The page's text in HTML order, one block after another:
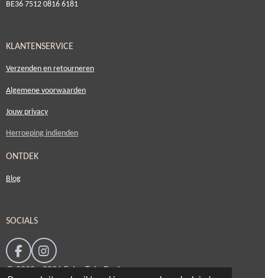
BE36 7512 0816 6181
KLANTENSERVICE
Verzenden en retourneren
Algemene voorwaarden
Jouw privacy
Herroeping indienden
ONTDEK
Blog
SOCIALS
F
a
I
n
© 2020 - 2026 Fairy Tale Designs